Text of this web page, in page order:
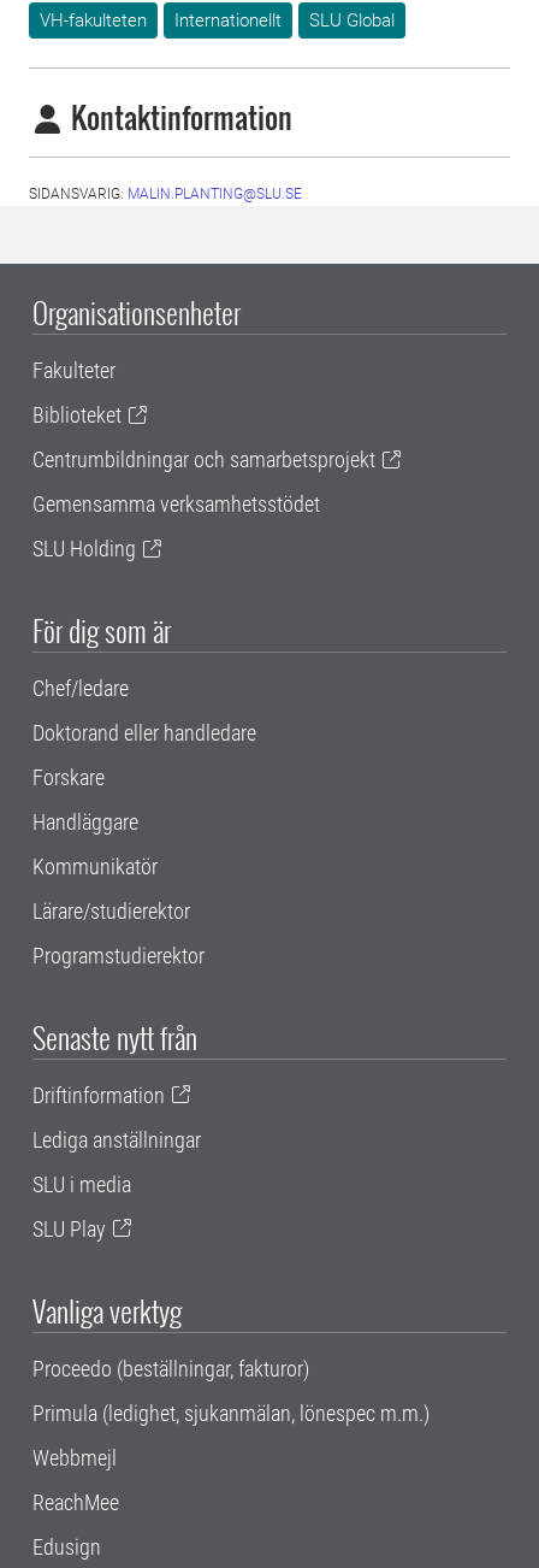
VH-fakulteten
Internationellt SLU Global
Kontaktinformation
SIDANSVARIG: MALIN.PLANTING@SLU.SE
Organisationsenheter
Fakulteter
Biblioteket
Centrumbildningar och samarbetsprojekt
Gemensamma verksamhetsstödet
SLU Holding
För dig som är
Chef/ledare
Doktorand eller handledare
Forskare
Handläggare
Kommunikatör
Lärare/studierektor
Programstudierektor
Senaste nytt från
Driftinformation
Lediga anställningar
SLU i media
SLU Play
Vanliga verktyg
Proceedo (beställningar, fakturor)
Primula (ledighet, sjukanmälan, lönespec m.m.)
Webbmejl
ReachMee
Edusign